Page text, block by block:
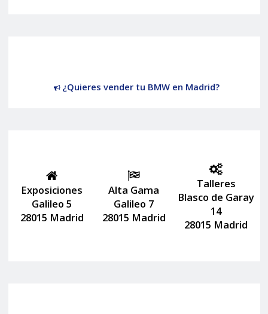
¿Quieres vender tu BMW en Madrid?
Exposiciones
Galileo 5
28015 Madrid
Alta Gama
Galileo 7
28015 Madrid
Talleres
Blasco de Garay
14
28015 Madrid